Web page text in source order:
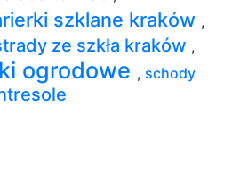
szklane kraków ,
ze szkła kraków ,
ogrodowe , schody